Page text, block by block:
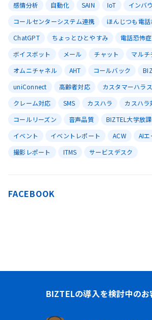
感情分析
自動化 SAIN IoT
インバ
コールセンターシステム連携
ほんじつも電話
ChatGPT
ちょっとひとやすみ 電話恐怖症
ボイスボット
メール チャット
マルチ
オムニチャネル
AHT コールバック
uniConnect
高齢者対応
カスタマーハラ
クレーム対応
SMS カスハラ カスハラ
コールリーズン
音声品質
BIZTEL大学放
イベント
イベントレポート ACW AIエ
撮影レポート
ITMS サービスデスク
FACEBOOK
BIZTELの導入を検討中の